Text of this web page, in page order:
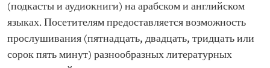
(подкасты и аудиокниги) на арабском и английском
языках. Посетителям предоставляется возможность
прослушивания (пятнадцать, двадцать, тридцать или
сорок пять минут) разнообразных литературных